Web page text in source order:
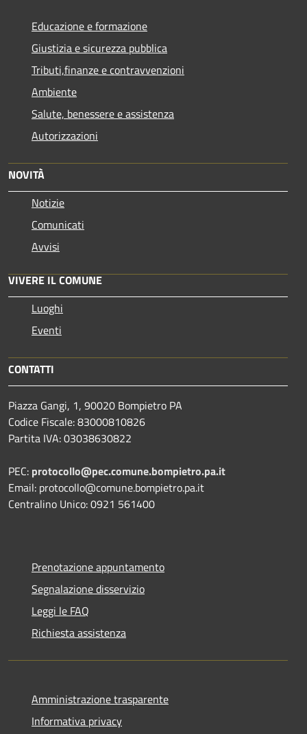
Educazione e formazione
Giustizia e sicurezza pubblica
Tributi,finanze e contravvenzioni
Ambiente
Salute, benessere e assistenza
Autorizzazioni
NOVITÀ
Notizie
Comunicati
Avvisi
VIVERE IL COMUNE
Luoghi
Eventi
CONTATTI
Piazza Gangi, 1, 90020 Bompietro PA
Codice Fiscale: 83000810826
Partita IVA: 03038630822
PEC: protocollo@pec.comune.bompietro.pa.it
Email: protocollo@comune.bompietro.pa.it
Centralino Unico: 0921 561400
Prenotazione appuntamento
Segnalazione disservizio
Leggi le FAQ
Richiesta assistenza
Amministrazione trasparente
Informativa privacy